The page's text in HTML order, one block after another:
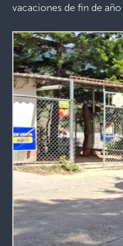
vacaciones de fin de